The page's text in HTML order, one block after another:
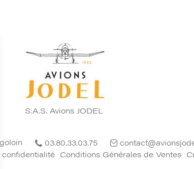
S.A.S. Avions JODEL
03.80.33.03.75
confidentialité Conditions Générales de Ventes